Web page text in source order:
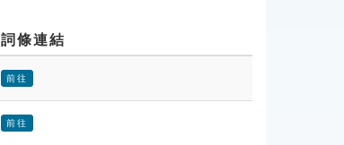
詞條連結
前往
前往